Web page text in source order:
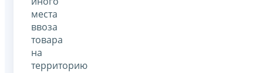
места
ввоза
товара
на
территорию